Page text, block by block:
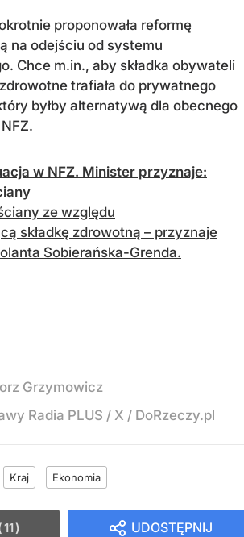
proponowała reformę
na odejściu od systemu
Chce m.in., aby składka obywateli
trafiała do prywatnego
byłby alternatywą dla obecnego
w NFZ. Minister przyznaje:
ze względu
składkę zdrowotną – przyznaje
Sobierańska-Grenda.
Grzymowicz
Radia PLUS / X / DoRzeczy.pl
Kraj Ekonomia
UDOSTĘPNIJ
11